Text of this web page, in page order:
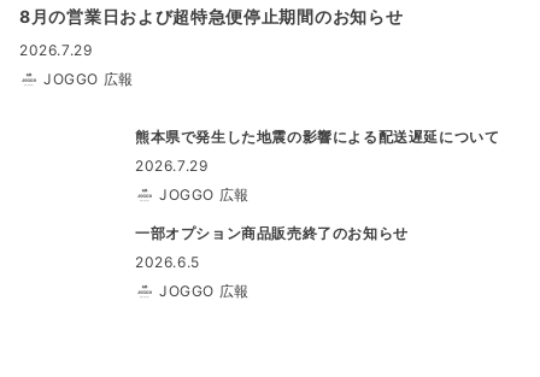
8月の営業日および超特急便停止期間のお知らせ
2026.7.29
JOGGO 広報
熊本県で発生した地震の影響による配送遅延について
2026.7.29
JOGGO 広報
一部オプション商品販売終了のお知らせ
2026.6.5
JOGGO 広報